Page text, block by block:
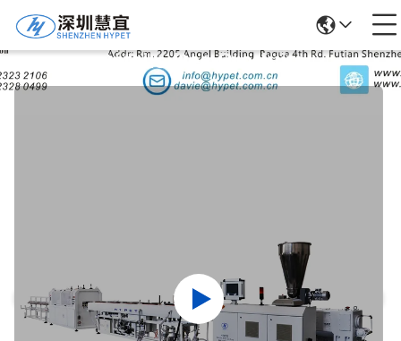
Détails Des Produits